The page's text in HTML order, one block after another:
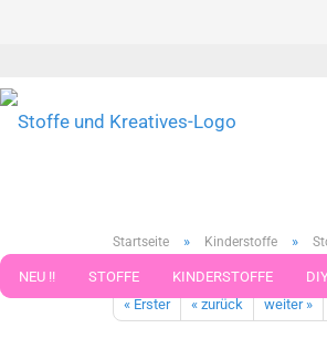
NEU !! STOFFE KINDERSTOFFE
WEBBAND WEBBÄNDER NÄHZUBEHÖR
Startseite » Kinderstoffe »
« Erster « zurück weiter »